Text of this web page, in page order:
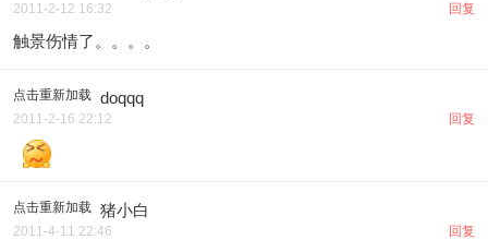
2011-2-12 16:32 回复
触景伤情了。。。。
点击重新加载 doqqq
2011-2-16 22:12 回复
点击重新加载 猪小白
2011-4-11 22:46 回复